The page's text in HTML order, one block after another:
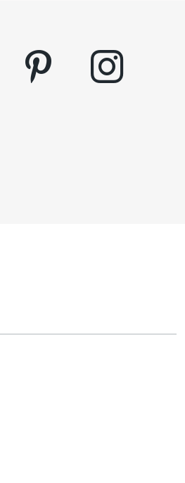
pinterest instagram